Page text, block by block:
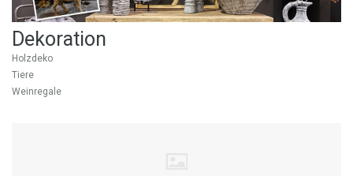
Dekoration
Holzdeko
Tiere
Weinregale